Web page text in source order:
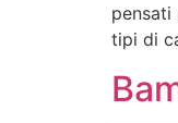
tipi di